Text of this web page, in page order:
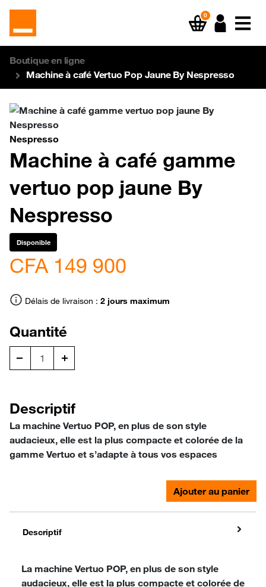
0
Boutique en ligne
Machine à café Vertuo Pop Jaune By Nespresso
Previous
Nespresso
Machine à café gamme
vertuo pop jaune By
Nespresso
Disponible
CFA 149 900
Délais de livraison : 2 jours maximum
Quantité
Descriptif
La machine Vertuo POP, en plus de son style
audacieux, elle est la plus compacte et colorée de la
gamme Vertuo et s’adapte à tous vos espaces
Ajouter au panier
Descriptif
La machine Vertuo POP, en plus de son style
audacieux, elle est la plus compacte et colorée de